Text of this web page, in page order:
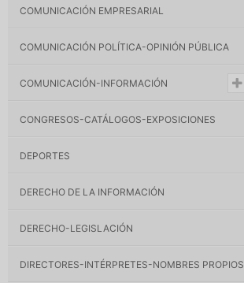
COMUNICACIÓN EMPRESARIAL
COMUNICACIÓN POLÍTICA-OPINIÓN PÚBLICA
COMUNICACIÓN-INFORMACIÓN
CONGRESOS-CATÁLOGOS-EXPOSICIONES
DEPORTES
DERECHO DE LA INFORMACIÓN
DERECHO-LEGISLACIÓN
DIRECTORES-INTÉRPRETES-NOMBRES PROPIOS